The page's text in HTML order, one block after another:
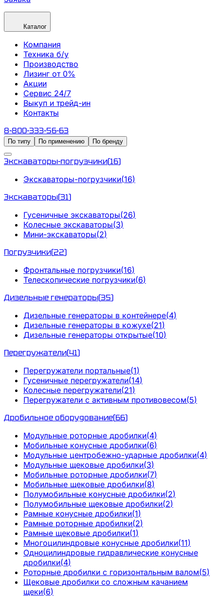
Каталог
Компания
Техника б/у
Производство
Лизинг от 0%
Акции
Сервис 24/7
Выкуп и трейд-ин
Контакты
8-800-333-56-63
По типу По применению По бренду
Экскаваторы-погрузчики(16)
Экскаваторы-погрузчики(16)
Экскаваторы(31)
Гусеничные экскаваторы(26)
Колесные экскаваторы(3)
Мини-экскаваторы(2)
Погрузчики(22)
Фронтальные погрузчики(16)
Телескопические погрузчики(6)
Дизельные генераторы(35)
Дизельные генераторы в контейнере(4)
Дизельные генераторы в кожухе(21)
Дизельные генераторы открытые(10)
Перегружатели(41)
Перегружатели портальные(1)
Гусеничные перегружатели(14)
Колесные перегружатели(21)
Перегружатели с активным противовесом(5)
Дробильное оборудование(66)
Модульные роторные дробилки(4)
Мобильные конусные дробилки(6)
Модульные центробежно-ударные дробилки(4)
Модульные щековые дробилки(3)
Мобильные роторные дробилки(7)
Мобильные щековые дробилки(8)
Полумобильные конусные дробилки(2)
Полумобильные щековые дробилки(2)
Рамные конусные дробилки(1)
Рамные роторные дробилки(2)
Рамные щековые дробилки(1)
Многоцилиндровые конусные дробилки(11)
Одноцилиндровые гидравлические конусные
дробилки(4)
Роторные дробилки с горизонтальным валом(5)
Щековые дробилки со сложным качанием
щеки(6)